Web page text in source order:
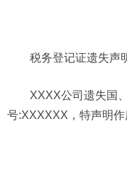
税务登记证遗失声
XXXX公司遗失国
号:XXXXXX，特声明作